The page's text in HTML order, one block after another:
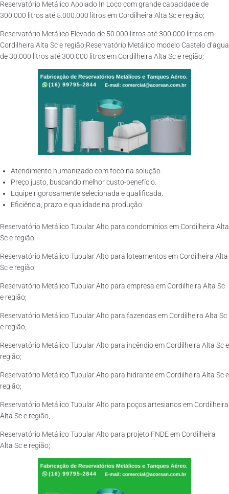
Reservatório Metálico Apoiado In Loco com grande capacidade de
300.000 litros até 5.000.000 litros em Cordilheira Alta Sc e região;
Reservatório Metálico Elevado de 50.000 litros até 300.000 litros em
Cordilheira Alta Sc e região;Reservatório Metálico modelo Castelo d’água
de 30.000 litros até 300.000 litros em Cordilheira Alta Sc e região;
Atendimento humanizado com foco na solução.
Preço justo, buscando melhor custo-benefício.
Equipe rigorosamente selecionada e qualificada.
Eficiência, prazo e qualidade na produção.
Reservatório Metálico Tubular Alto para condomínios em Cordilheira Alta
Sc e região;
Reservatório Metálico Tubular Alto para loteamentos em Cordilheira Alta
Sc e região;
Reservatório Metálico Tubular Alto para empresa em Cordilheira Alta Sc
e região;
Reservatório Metálico Tubular Alto para fazendas em Cordilheira Alta Sc
e região;
Reservatório Metálico Tubular Alto para incêndio em Cordilheira Alta Sc e
região;
Reservatório Metálico Tubular Alto para hidrante em Cordilheira Alta Sc e
região;
Reservatório Metálico Tubular Alto para poços artesianos em Cordilheira
Alta Sc e região;
Reservatório Metálico Tubular Alto para projeto FNDE em Cordilheira
Alta Sc e região;